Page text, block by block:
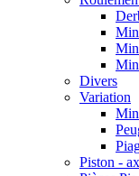
Divers
Variation
Piston -